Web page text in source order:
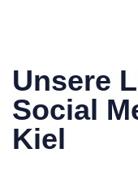
Unsere
Social
Kiel